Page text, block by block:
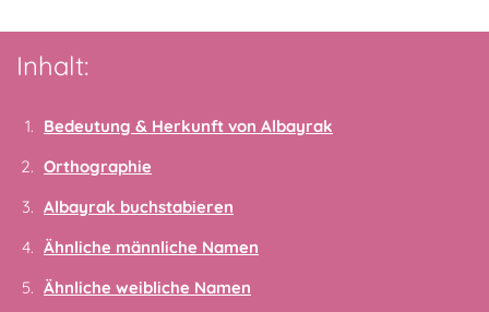
Inhalt:
Bedeutung & Herkunft von Albayrak
Orthographie
Albayrak buchstabieren
Ähnliche männliche Namen
Ähnliche weibliche Namen